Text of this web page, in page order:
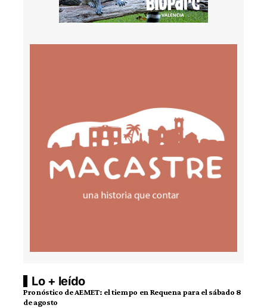
Lo + leído
Pronóstico de AEMET: el tiempo en Requena para el sábado 8
de agosto